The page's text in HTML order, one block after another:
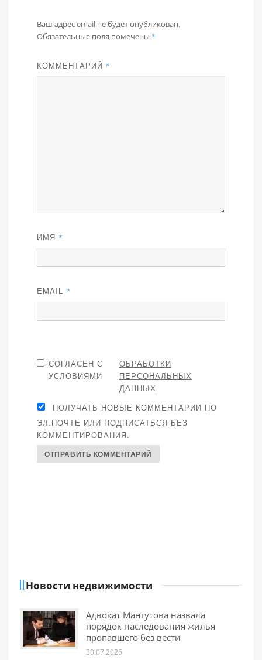
Ваш адрес email не будет опубликован.
Обязательные поля помечены *
КОММЕНТАРИЙ *
ИМЯ *
EMAIL *
СОГЛАСЕН С
УСЛОВИЯМИ
ОБРАБОТКИ
ПЕРСОНАЛЬНЫХ
ДАННЫХ
ПОЛУЧАТЬ НОВЫЕ КОММЕНТАРИИ ПО
ЭЛ.ПОЧТЕ ИЛИ ПОДПИСАТЬСЯ БЕЗ
КОММЕНТИРОВАНИЯ.
Новости недвижимости
Адвокат Мангутова назвала
порядок наследования жилья
пропавшего без вести
30.07.2026